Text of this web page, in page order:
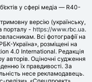
у сфері медіа — R40-
версію (українську,
порталу - https://www.rbc.ua.
Всі фотографії на
Україна», розміщені на
4.0 International. Редакція
авторів. Оціночні судження
їх правдивості. За
несе рекламодавець.